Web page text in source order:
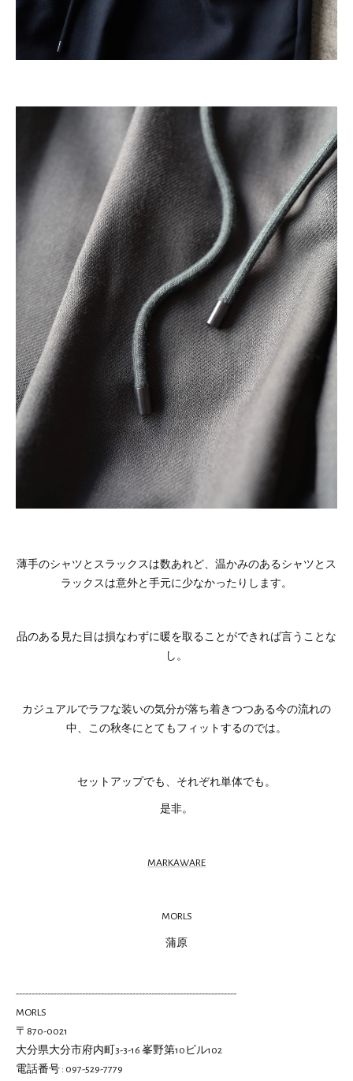
薄手のシャツとスラックスは数あれど、温かみのあるシャツとス
ラックスは意外と手元に少なかったりします。
品のある見た目は損なわずに暖を取ることができれば言うことな
し。
カジュアルでラフな装いの気分が落ち着きつつある今の流れの
中、この秋冬にとてもフィットするのでは。
セットアップでも、それぞれ単体でも。
是非。
MARKAWARE
MORLS
蒲原
----------------------------------------------------------------------
MORLS
〒870-0021
大分県大分市府内町3-3-16 峯野第10ビル102
電話番号 : 097-529-7779